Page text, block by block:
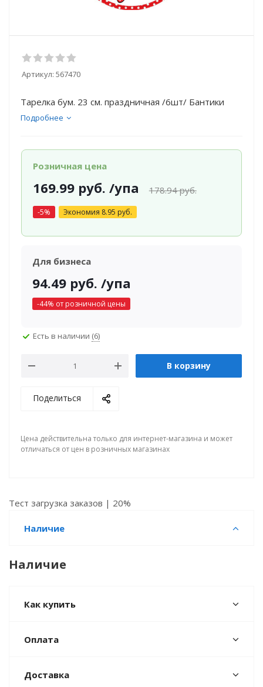
Артикул: 567470
Тарелка бум. 23 см. праздничная /6шт/ Бантики
Подробнее
Розничная цена
169.99руб. /упа 178.94руб.
-5% Экономия 8.95 руб.
Для бизнеса
94.49 руб. /упа
-44% от розничной цены
Есть в наличии (6)
В корзину
Поделиться
Цена действительна только для интернет-магазина и может
отличаться от цен в розничных магазинах
Тест загрузка заказов | 20%
Наличие
Наличие
Как купить
Оплата
Доставка